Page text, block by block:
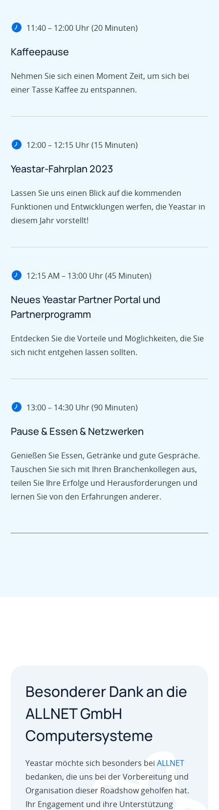
11:40 – 12:00 Uhr (20 Minuten)
Kaffeepause
Nehmen Sie sich einen Moment Zeit, um sich bei
einer Tasse Kaffee zu entspannen.
12:00 – 12:15 Uhr (15 Minuten)
Yeastar-Fahrplan 2023
Lassen Sie uns einen Blick auf die kommenden
Funktionen und Entwicklungen werfen, die Yeastar in
diesem Jahr vorstellt!
12:15 AM – 13:00 Uhr (45 Minuten)
Neues Yeastar Partner Portal und
Partnerprogramm
Entdecken Sie die Vorteile und Möglichkeiten, die Sie
sich nicht entgehen lassen sollten.
13:00 – 14:30 Uhr (90 Minuten)
Pause & Essen & Netzwerken
Genießen Sie Essen, Getränke und gute Gespräche.
Tauschen Sie sich mit Ihren Branchenkollegen aus,
teilen Sie Ihre Erfolge und Herausforderungen und
lernen Sie von den Erfahrungen anderer.
Besonderer Dank an die
ALLNET GmbH
Computersysteme
Yeastar möchte sich besonders beiALLNET
bedanken, die uns bei der Vorbereitung und
Organisation dieser Roadshow geholfen hat.
Ihr Engagement und ihre Unterstützung